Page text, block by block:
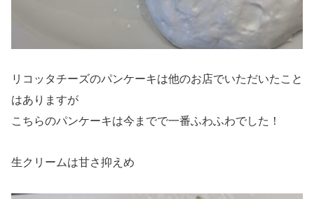
リコッタチーズのパンケーキは他のお店でいただいたこと
はありますが
こちらのパンケーキは今までで一番ふわふわでした！
生クリームは甘さ抑えめ